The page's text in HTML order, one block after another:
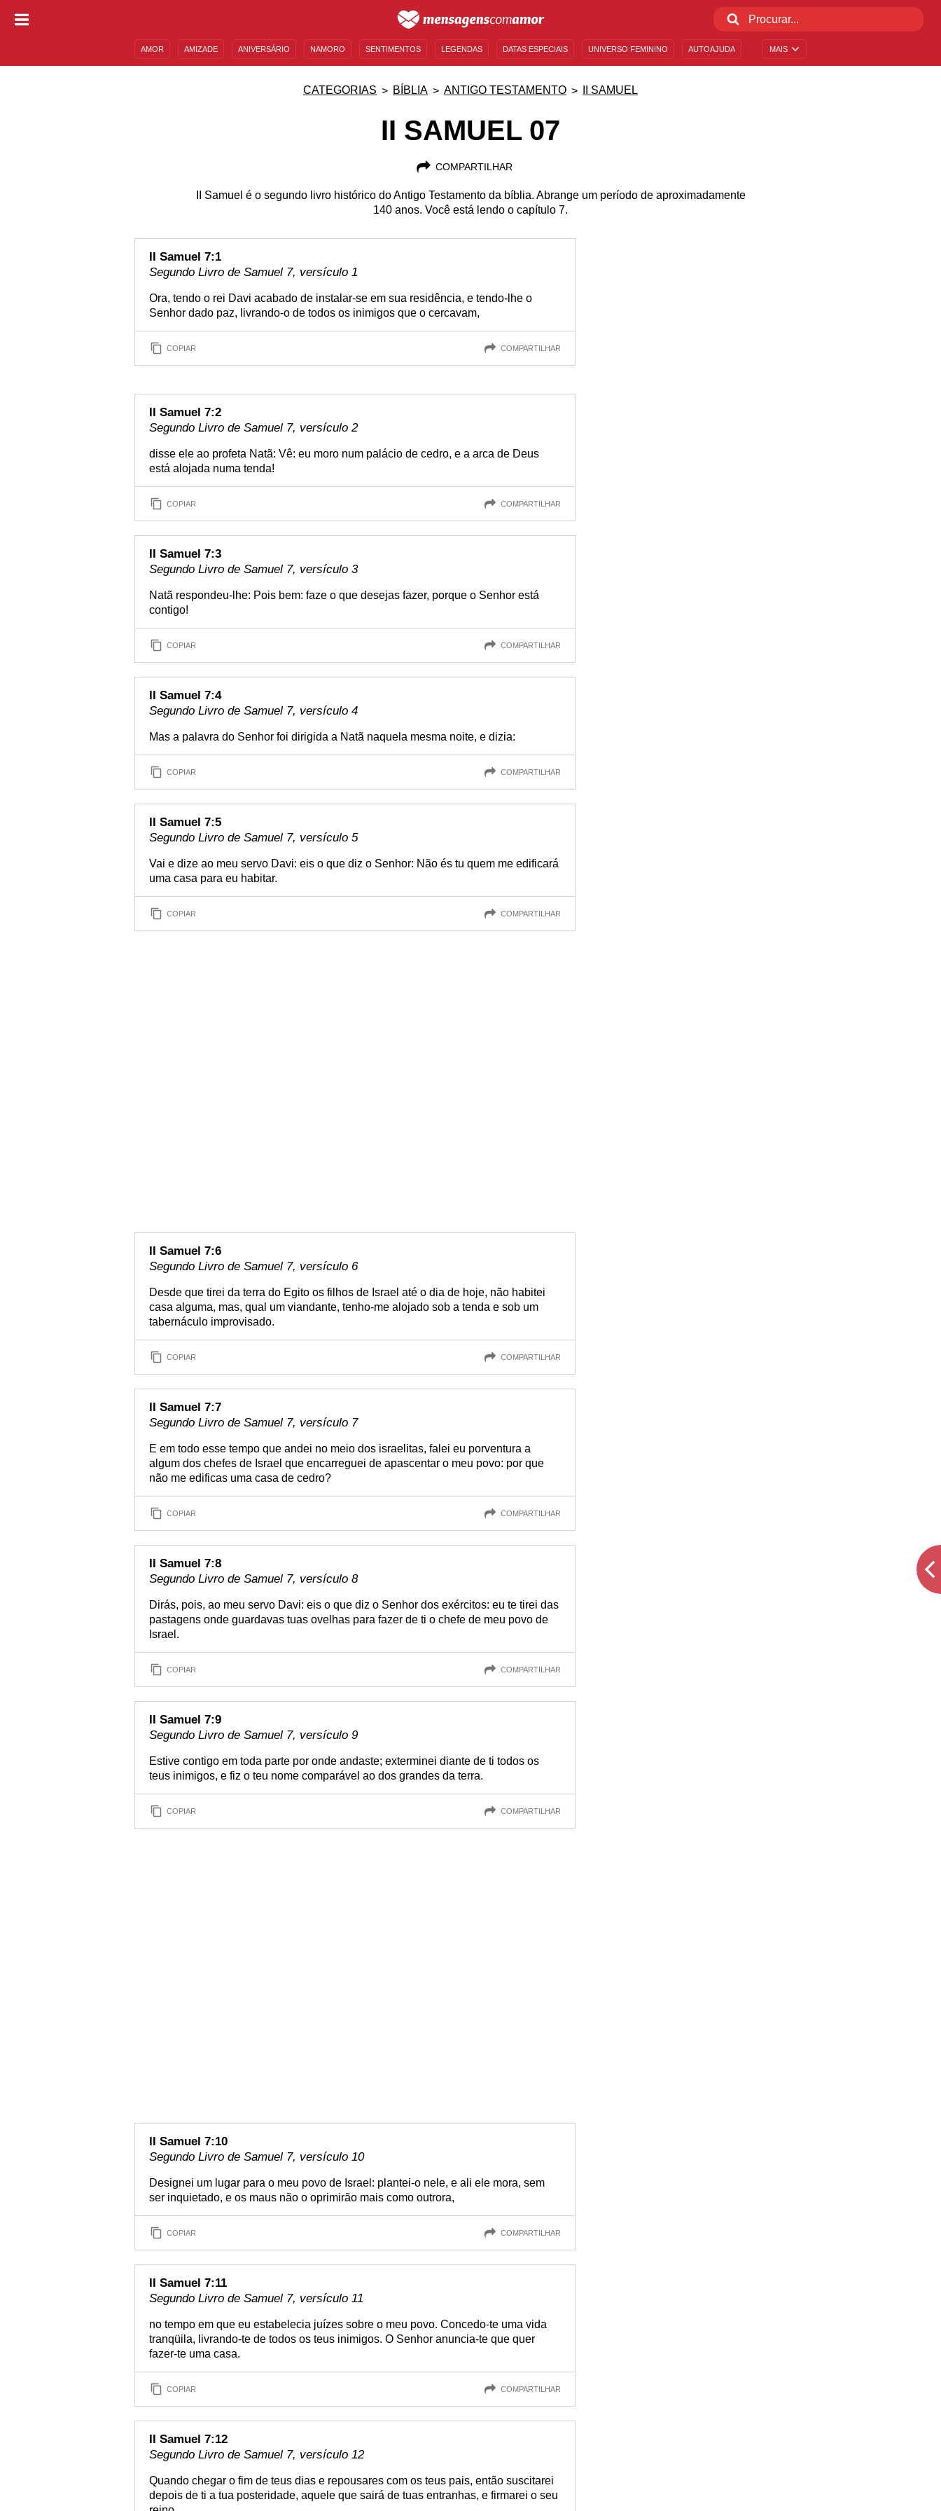
MAIS
AMOR AMIZADE ANIVERSÁRIO NAMORO SENTIMENTOS LEGENDAS DATAS ESPECIAIS UNIVERSO FEMININO AUTOAJUDA
CATEGORIAS BÍBLIA ANTIGO TESTAMENTO II SAMUEL
II SAMUEL 07
COMPARTILHAR
II Samuel é o segundo livro histórico do Antigo Testamento da bíblia. Abrange um período de aproximadamente
140 anos. Você está lendo o capítulo 7.
II Samuel 7:1
Segundo Livro de Samuel 7, versículo 1
Ora, tendo o rei Davi acabado de instalar-se em sua residência, e tendo-lhe o
Senhor dado paz, livrando-o de todos os inimigos que o cercavam,
COPIAR COMPARTILHAR
II Samuel 7:2
Segundo Livro de Samuel 7, versículo 2
disse ele ao profeta Natã: Vê: eu moro num palácio de cedro, e a arca de Deus
está alojada numa tenda!
COPIAR COMPARTILHAR
II Samuel 7:3
Segundo Livro de Samuel 7, versículo 3
Natã respondeu-lhe: Pois bem: faze o que desejas fazer, porque o Senhor está
contigo!
COPIAR COMPARTILHAR
II Samuel 7:4
Segundo Livro de Samuel 7, versículo 4
Mas a palavra do Senhor foi dirigida a Natã naquela mesma noite, e dizia:
COPIAR COMPARTILHAR
II Samuel 7:5
Segundo Livro de Samuel 7, versículo 5
Vai e dize ao meu servo Davi: eis o que diz o Senhor: Não és tu quem me edificará
uma casa para eu habitar.
COPIAR COMPARTILHAR
II Samuel 7:6
Segundo Livro de Samuel 7, versículo 6
Desde que tirei da terra do Egito os filhos de Israel até o dia de hoje, não habitei
casa alguma, mas, qual um viandante, tenho-me alojado sob a tenda e sob um
tabernáculo improvisado.
COPIAR COMPARTILHAR
II Samuel 7:7
Segundo Livro de Samuel 7, versículo 7
E em todo esse tempo que andei no meio dos israelitas, falei eu porventura a
algum dos chefes de Israel que encarreguei de apascentar o meu povo: por que
não me edificas uma casa de cedro?
COPIAR COMPARTILHAR
II Samuel 7:8
Segundo Livro de Samuel 7, versículo 8
Dirás, pois, ao meu servo Davi: eis o que diz o Senhor dos exércitos: eu te tirei das
pastagens onde guardavas tuas ovelhas para fazer de ti o chefe de meu povo de
Israel.
COPIAR COMPARTILHAR
II Samuel 7:9
Segundo Livro de Samuel 7, versículo 9
Estive contigo em toda parte por onde andaste; exterminei diante de ti todos os
teus inimigos, e fiz o teu nome comparável ao dos grandes da terra.
COPIAR COMPARTILHAR
II Samuel 7:10
Segundo Livro de Samuel 7, versículo 10
Designei um lugar para o meu povo de Israel: plantei-o nele, e ali ele mora, sem
ser inquietado, e os maus não o oprimirão mais como outrora,
COPIAR COMPARTILHAR
II Samuel 7:11
Segundo Livro de Samuel 7, versículo 11
no tempo em que eu estabelecia juízes sobre o meu povo. Concedo-te uma vida
tranqüila, livrando-te de todos os teus inimigos. O Senhor anuncia-te que quer
fazer-te uma casa.
COPIAR COMPARTILHAR
II Samuel 7:12
Segundo Livro de Samuel 7, versículo 12
Quando chegar o fim de teus dias e repousares com os teus pais, então suscitarei
depois de ti a tua posteridade, aquele que sairá de tuas entranhas, e firmarei o seu